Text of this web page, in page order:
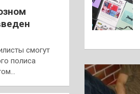
смогут
полиса